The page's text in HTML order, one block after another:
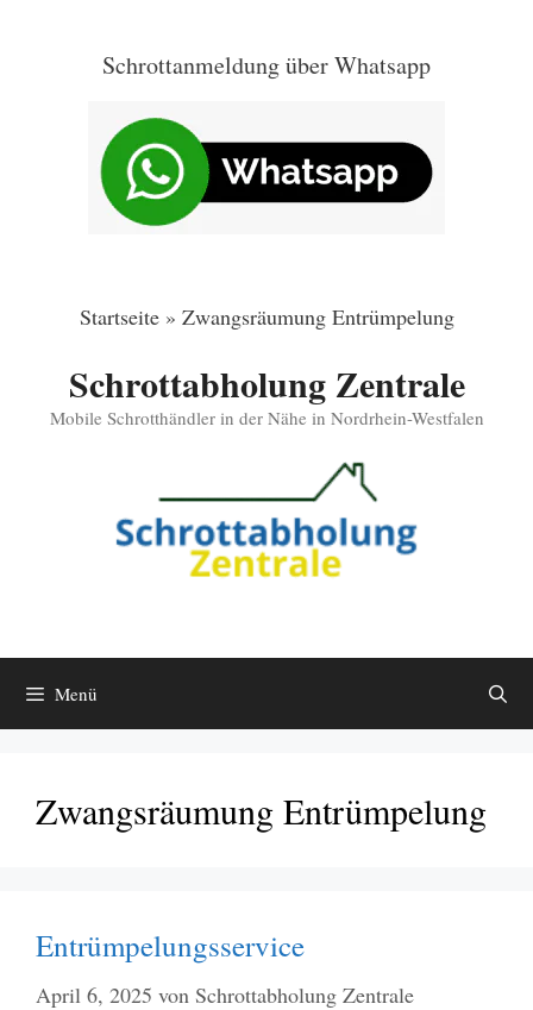
Schrottanmeldung über Whatsapp
Startseite» Zwangsräumung Entrümpelung
Schrottabholung Zentrale
Mobile Schrotthändler in der Nähe in Nordrhein-Westfalen
Menü
Zwangsräumung Entrümpelung
Entrümpelungsservice
April 6, 2025 von Schrottabholung Zentrale